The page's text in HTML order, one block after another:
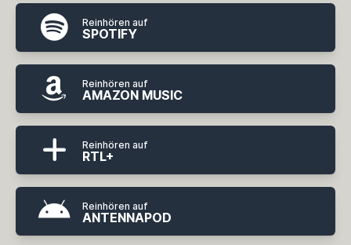
Reinhören auf
SPOTIFY
Reinhören auf
AMAZON MUSIC
Reinhören auf
RTL+
Reinhören auf
ANTENNAPOD